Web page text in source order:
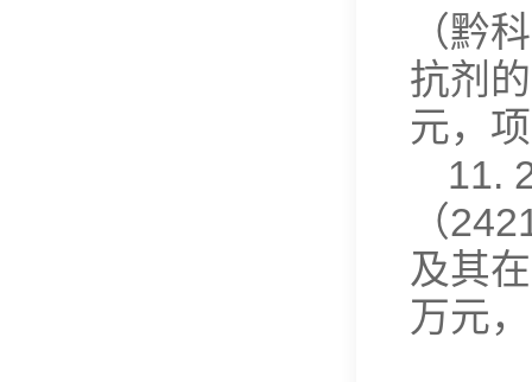
（黔
抗剂
元，
11.
（
及其
万元